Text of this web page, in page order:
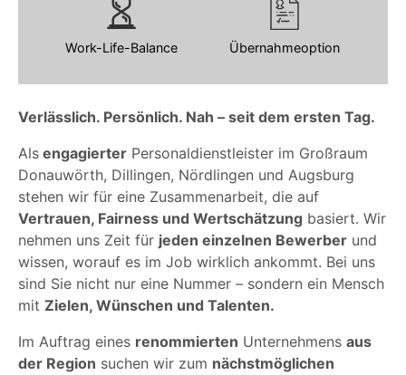
Verlässlich. Persönlich. Nah – seit dem ersten Tag.
Als engagierter Personaldienstleister im Großraum
Donauwörth, Dillingen, Nördlingen und Augsburg
stehen wir für eine Zusammenarbeit, die auf
Vertrauen, Fairness und Wertschätzung basiert. Wir
nehmen uns Zeit für jeden einzelnen Bewerber und
wissen, worauf es im Job wirklich ankommt. Bei uns
sind Sie nicht nur eine Nummer – sondern ein Mensch
mit Zielen, Wünschen und Talenten.
Im Auftrag eines renommierten Unternehmens aus
der Region suchen wir zum nächstmöglichen
Work-Life-Balance Übernahmeoption